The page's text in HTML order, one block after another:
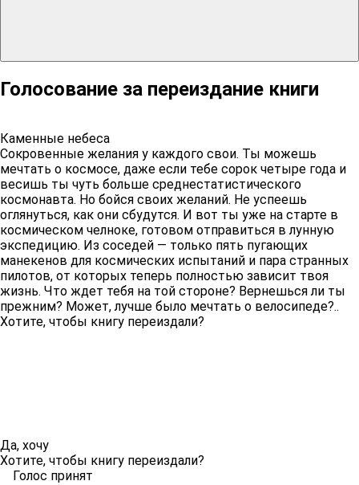
Голосование за переиздание книги
Каменные небеса
Сокровенные желания у каждого свои. Ты можешь
мечтать о космосе, даже если тебе сорок четыре года и
весишь ты чуть больше среднестатистического
космонавта. Но бойся своих желаний. Не успеешь
оглянуться, как они сбудутся. И вот ты уже на старте в
космическом челноке, готовом отправиться в лунную
экспедицию. Из соседей — только пять пугающих
манекенов для космических испытаний и пара странных
пилотов, от которых теперь полностью зависит твоя
жизнь. Что ждет тебя на той стороне? Вернешься ли ты
прежним? Может, лучше было мечтать о велосипеде?..
Хотите, чтобы книгу переиздали?
Да, хочу
Хотите, чтобы книгу переиздали?
Голос принят